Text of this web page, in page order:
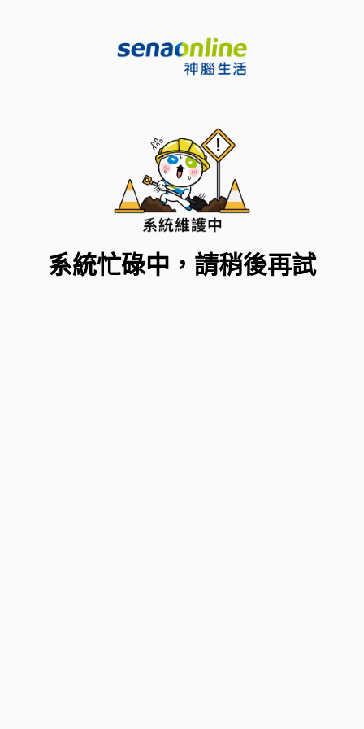
系統忙碌中，請稍後再試